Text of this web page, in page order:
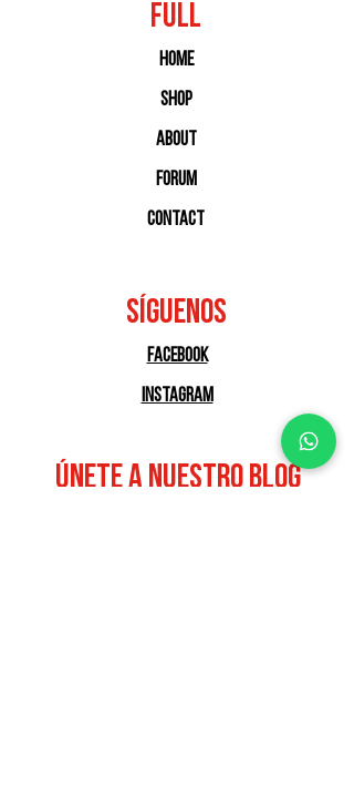
FULL
Home
Shop
About
Forum
Contact
SÍGUENOS
Facebook
Instagram
ÚNETE A NUESTRO BLOG